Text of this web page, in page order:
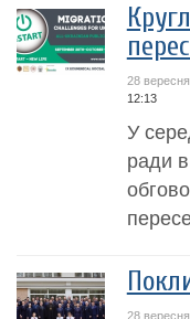
28
12:13
У
ради
28